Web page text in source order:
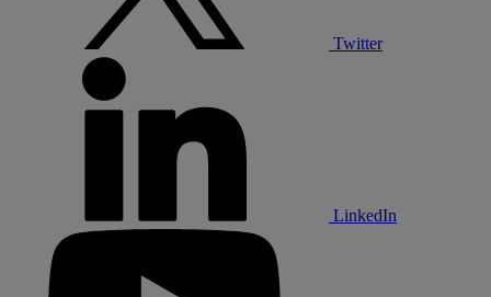
Twitter
LinkedIn